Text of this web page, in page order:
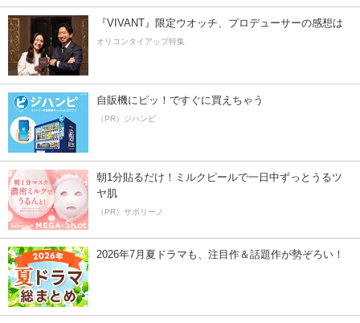
『VIVANT』限定ウオッチ、プロデューサーの感想は
オリコンタイアップ特集
自販機にピッ！ですぐに買えちゃう
（PR）ジハンピ
朝1分貼るだけ！ミルクピールで一日中ずっとうるツ
ヤ肌
（PR）サボリーノ
2026年7月夏ドラマも、注目作＆話題作が勢ぞろい！